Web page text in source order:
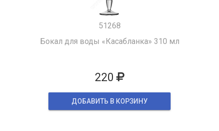
51268
Бокал для воды «Касабланка» 310 мл
220
ДОБАВИТЬ В КОРЗИНУ